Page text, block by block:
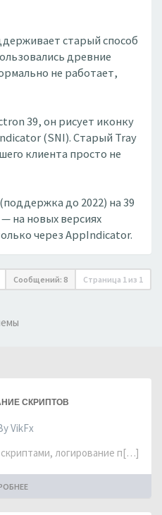
старый способ
древние
не работает,
39, он рисует иконку
(SNI). Старый Tray
клиента просто не
до 2022) на 39
на новых версиях
через AppIndicator.
Сообщений: 8 Страница 1 из 1
СКРИПТОВ
VikFx
логирование п[…]